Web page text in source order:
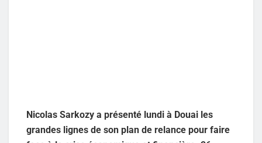
Nicolas Sarkozy a présenté lundi à Douai les
grandes lignes de son plan de relance pour faire